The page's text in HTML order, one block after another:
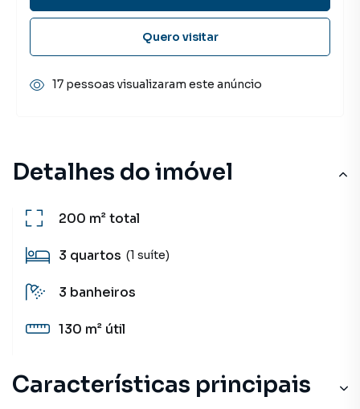
Detalhes do imóvel
200 m²total
3 quartos (1 suíte)
3 banheiros
130 m² útil
Características principais
Quero visitar
17 pessoas visualizaram este anúncio